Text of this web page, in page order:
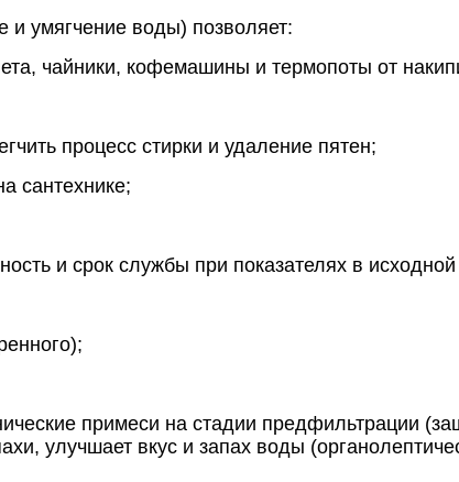
и умягчение воды) позволяет:
чайники, кофемашины и термопоты от
процесс стирки и удаление пятен;
сантехнике;
и срок службы при показателях в
примеси на стадии предфильтрации
улучшает вкус и запах воды